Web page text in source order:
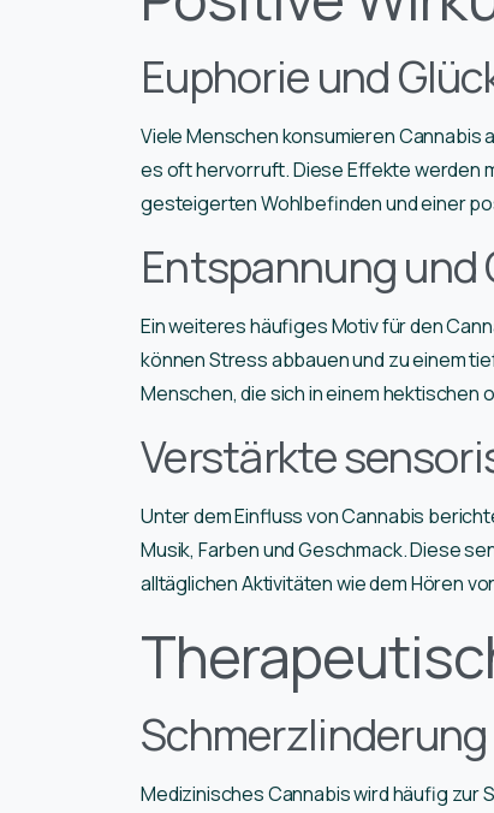
Euphorie und
Viele Menschen konsumieren Cannabis
es oft hervorruft. Diese Effekte werden
gesteigerten Wohlbefinden und einer
Entspannung und
Ein weiteres häufiges Motiv für den
können Stress abbauen und zu einem
Menschen, die sich in einem
Verstärkte
Unter dem Einfluss von Cannabis
Musik, Farben und Geschmack. Diese
alltäglichen Aktivitäten wie dem Hören
Schmerzlinderung
Medizinisches Cannabis wird häufig zur